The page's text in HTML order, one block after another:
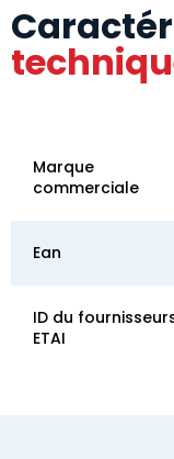
Marque
commerciale
Ean
ID du
ETAI